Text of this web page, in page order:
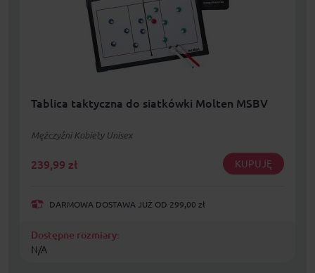
Tablica taktyczna do siatkówki Molten MSBV
Mężczyźni Kobiety Unisex
239,99 zł KUPUJĘ
DARMOWA DOSTAWA JUŻ OD 299,00 zł
Dostępne rozmiary:
N/A